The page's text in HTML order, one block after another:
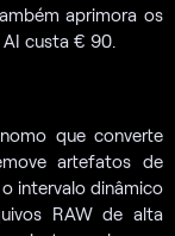
aprimora os
custa € 90.
que converte
artefatos de
intervalo dinâmico
RAW de alta